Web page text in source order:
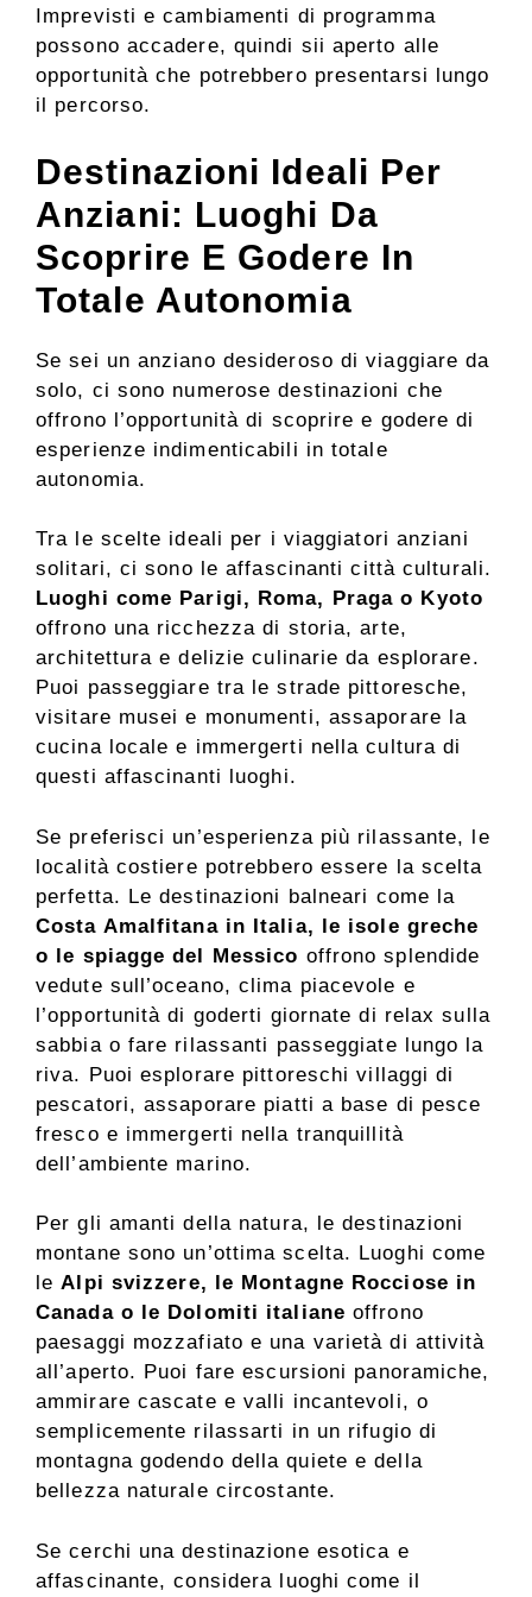
Imprevisti e cambiamenti di programma
possono accadere, quindi sii aperto alle
opportunità che potrebbero presentarsi lungo
il percorso.
Destinazioni Ideali Per
Anziani: Luoghi Da
Scoprire E Godere In
Totale Autonomia
Se sei un anziano desideroso di viaggiare da
solo, ci sono numerose destinazioni che
offrono l’opportunità di scoprire e godere di
esperienze indimenticabili in totale
autonomia.
Tra le scelte ideali per i viaggiatori anziani
solitari, ci sono le affascinanti città culturali.
Luoghi come Parigi, Roma, Praga o Kyoto
offrono una ricchezza di storia, arte,
architettura e delizie culinarie da esplorare.
Puoi passeggiare tra le strade pittoresche,
visitare musei e monumenti, assaporare la
cucina locale e immergerti nella cultura di
questi affascinanti luoghi.
Se preferisci un’esperienza più rilassante, le
località costiere potrebbero essere la scelta
perfetta. Le destinazioni balneari come la
Costa Amalfitana in Italia, le isole greche
o le spiagge del Messico offrono splendide
vedute sull’oceano, clima piacevole e
l’opportunità di goderti giornate di relax sulla
sabbia o fare rilassanti passeggiate lungo la
riva. Puoi esplorare pittoreschi villaggi di
pescatori, assaporare piatti a base di pesce
fresco e immergerti nella tranquillità
dell’ambiente marino.
Per gli amanti della natura, le destinazioni
montane sono un’ottima scelta. Luoghi come
leAlpi svizzere, le Montagne Rocciose in
Canada o le Dolomiti italiane offrono
paesaggi mozzafiato e una varietà di attività
all’aperto. Puoi fare escursioni panoramiche,
ammirare cascate e valli incantevoli, o
semplicemente rilassarti in un rifugio di
montagna godendo della quiete e della
bellezza naturale circostante.
Se cerchi una destinazione esotica e
affascinante, considera luoghi come il